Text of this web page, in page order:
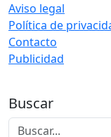
Aviso legal
Política de
Contacto
Publicidad
Buscar